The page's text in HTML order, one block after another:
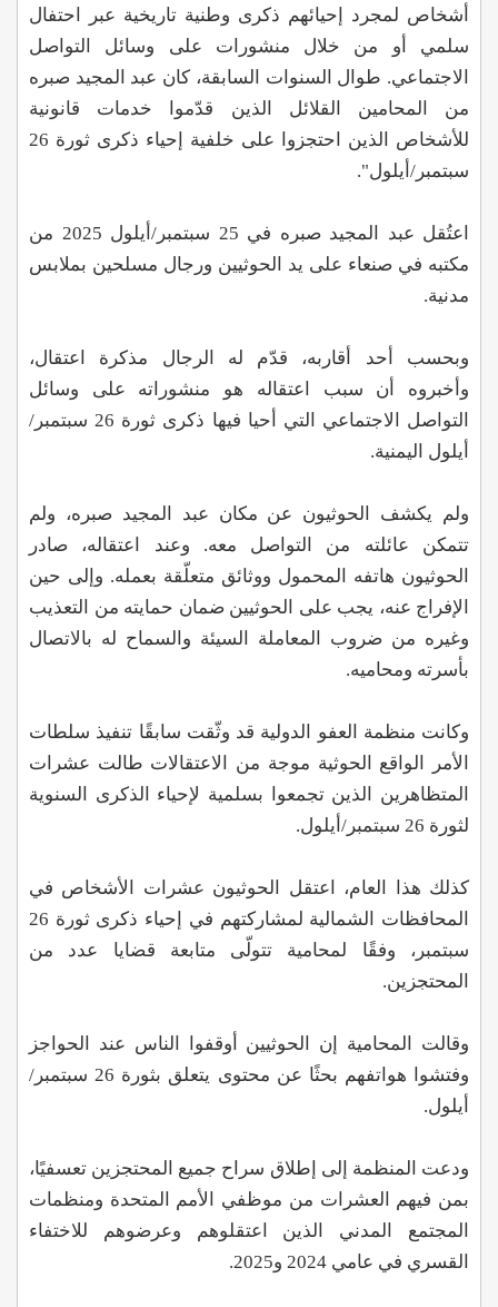
أشخاص لمجرد إحيائهم ذكرى وطنية تاريخية عبر احتفال
سلمي أو من خلال منشورات على وسائل التواصل
الاجتماعي. طوال السنوات السابقة، كان عبد المجيد صبره
من المحامين القلائل الذين قدّموا خدمات قانونية
للأشخاص الذين احتجزوا على خلفية إحياء ذكرى ثورة 26
سبتمبر/أيلول".
اعتُقل عبد المجيد صبره في 25 سبتمبر/أيلول 2025 من
مكتبه في صنعاء على يد الحوثيين ورجال مسلحين بملابس
مدنية.
وبحسب أحد أقاربه، قدّم له الرجال مذكرة اعتقال،
وأخبروه أن سبب اعتقاله هو منشوراته على وسائل
التواصل الاجتماعي التي أحيا فيها ذكرى ثورة 26 سبتمبر/
أيلول اليمنية.
ولم يكشف الحوثيون عن مكان عبد المجيد صبره، ولم
تتمكن عائلته من التواصل معه. وعند اعتقاله، صادر
الحوثيون هاتفه المحمول ووثائق متعلّقة بعمله. وإلى حين
الإفراج عنه، يجب على الحوثيين ضمان حمايته من التعذيب
وغيره من ضروب المعاملة السيئة والسماح له بالاتصال
بأسرته ومحاميه.
وكانت منظمة العفو الدولية قد وثّقت سابقًا تنفيذ سلطات
الأمر الواقع الحوثية موجة من الاعتقالات طالت عشرات
المتظاهرين الذين تجمعوا بسلمية لإحياء الذكرى السنوية
لثورة 26 سبتمبر/أيلول.
كذلك هذا العام، اعتقل الحوثيون عشرات الأشخاص في
المحافظات الشمالية لمشاركتهم في إحياء ذكرى ثورة 26
سبتمبر، وفقًا لمحامية تتولّى متابعة قضايا عدد من
المحتجزين.
وقالت المحامية إن الحوثيين أوقفوا الناس عند الحواجز
وفتشوا هواتفهم بحثًا عن محتوى يتعلق بثورة 26 سبتمبر/
أيلول.
ودعت المنظمة إلى إطلاق سراح جميع المحتجزين تعسفيًا،
بمن فيهم العشرات من موظفي الأمم المتحدة ومنظمات
المجتمع المدني الذين اعتقلوهم وعرضوهم للاختفاء
القسري في عامي 2024 و2025.